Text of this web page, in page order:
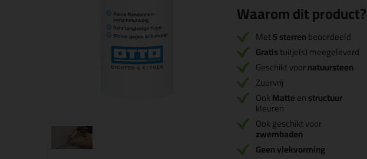
Waarom dit product?
Met5 sterrenbeoordeeld
Gratistuitje(s) meegeleverd
Geschikt voornatuursteen
Zuurvrij
OokMatteenstructuur
kleuren
Ook geschikt voor
zwembaden
Geen vlekvorming